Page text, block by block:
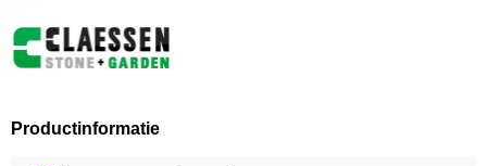
Productinformatie